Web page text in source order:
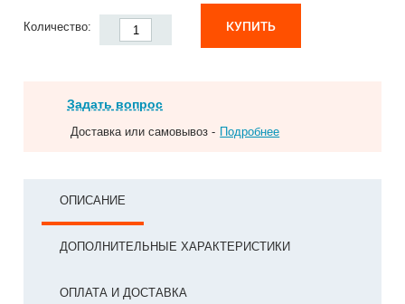
Количество: КУПИТЬ
Задать вопрос
Доставка или самовывоз - Подробнее
ОПИСАНИЕ
ДОПОЛНИТЕЛЬНЫЕ ХАРАКТЕРИСТИКИ
ОПЛАТА И ДОСТАВКА